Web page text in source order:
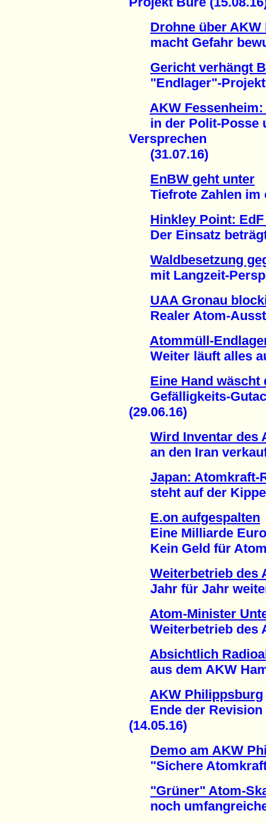
Drohne über AKW
macht Gefahr
Gericht verhängt
"Endlager"-Projekt
AKW
in der Polit-Posse
Versprechen
(31.07.16)
EnBW geht unter
Tiefrote Zahlen im
Hinkley Point:
Der Einsatz beträgt
Waldbesetzung
mit Langzeit-
UAA Gronau
Realer Atom-
Atommüll-
Weiter läuft alles
Eine Hand wäscht
Gefälligkeits-
(29.06.16)
Wird Inventar des
an den Iran
Japan: Atomkraft-
steht auf der Kippe
E.on aufgespalten
Eine Milliarde Euro
Kein Geld für
Weiterbetrieb des
Jahr für Jahr
Atom-Minister
Weiterbetrieb des
Absichtlich
aus dem AKW
AKW Philippsburg
Ende der Revision
(14.05.16)
Demo am AKW
"Sichere
"Grüner" Atom-
noch